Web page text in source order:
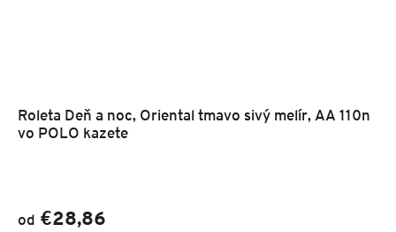
Roleta Deň a noc, Oriental tmavo sivý melír, AA 110n
vo POLO kazete
od €28,86